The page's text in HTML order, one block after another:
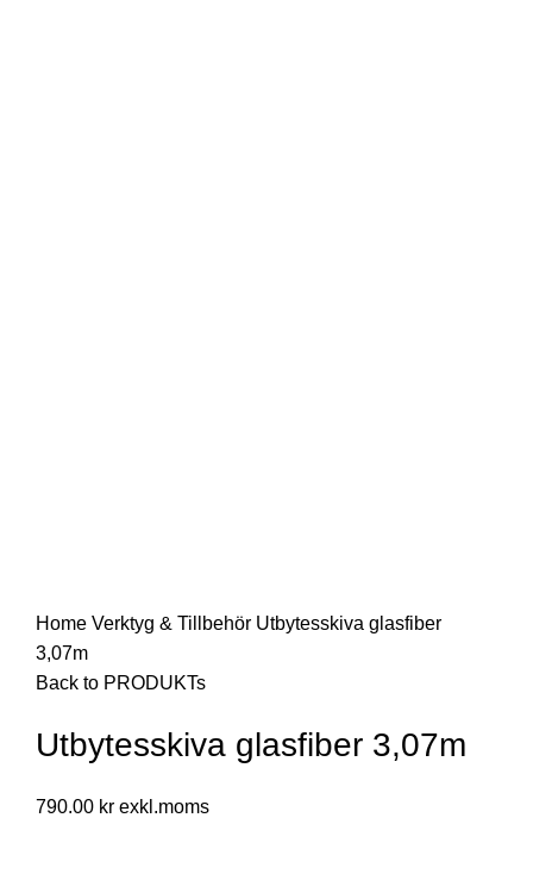
Home Verktyg & Tillbehör Utbytesskiva glasfiber
3,07m
Back to PRODUKTs
Utbytesskiva glasfiber 3,07m
790.00 kr